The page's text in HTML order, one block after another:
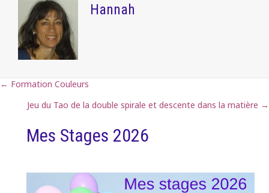
Hannah
Posts
navigation
← Formation Couleurs
Jeu du Tao de la double spirale et descente dans la matière →
Mes Stages 2026